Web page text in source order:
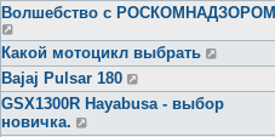
Волшебство с РОСКОМНАДЗОРОМ
Какой мотоцикл выбрать
Bajaj Pulsar 180
GSX1300R Hayabusa - выбор
новичка.